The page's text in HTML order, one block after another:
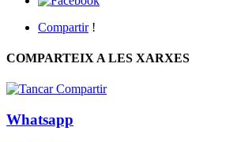
Compartir !
COMPARTEIX A LES XARXES
Whatsapp